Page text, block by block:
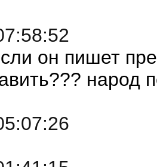
он пишет
народ